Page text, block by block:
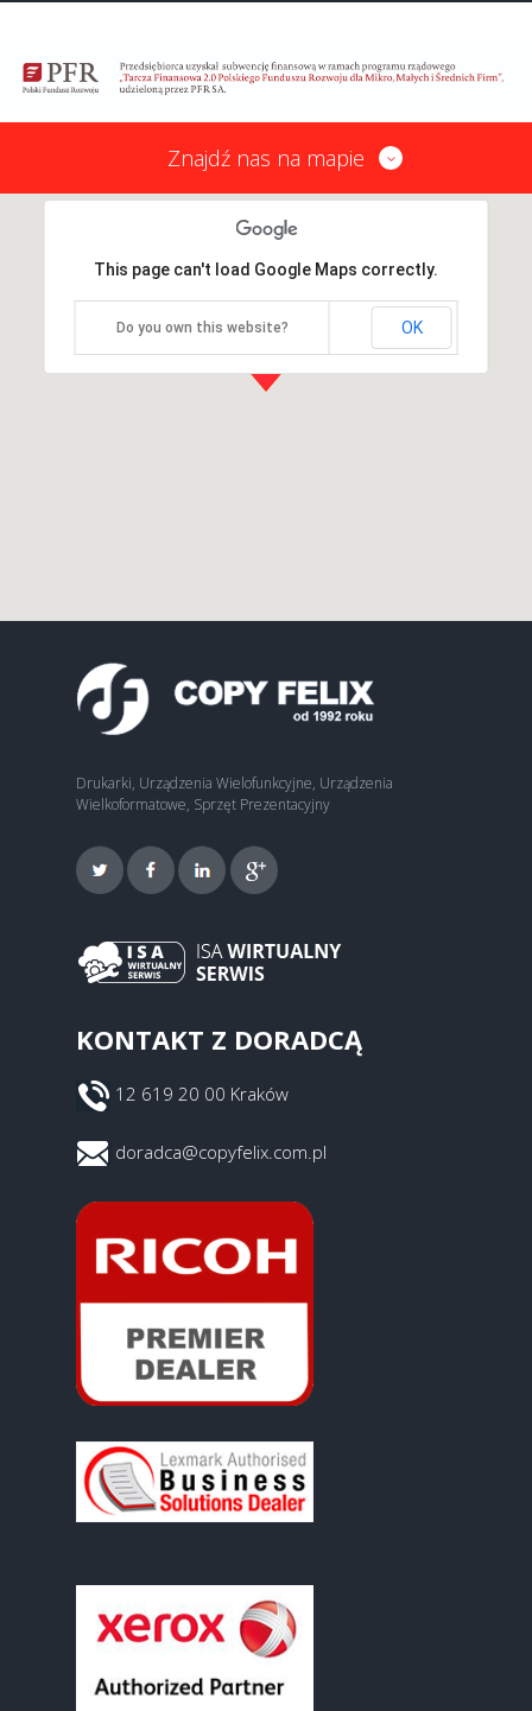
Znajdź nas na mapie
This page can't load Google Maps correctly.
Do you own this website? OK
Drukarki, Urządzenia Wielofunkcyjne, Urządzenia
Wielkoformatowe, Sprzęt Prezentacyjny
KONTAKT Z DORADCĄ
12 619 20 00 Kraków
doradca@copyfelix.com.pl